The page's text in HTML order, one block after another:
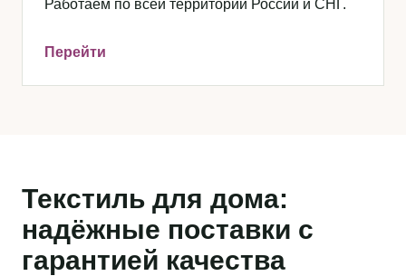
Работаем по всей территории России и СНГ.
Перейти
Текстиль для дома:
надёжные поставки с
гарантией качества